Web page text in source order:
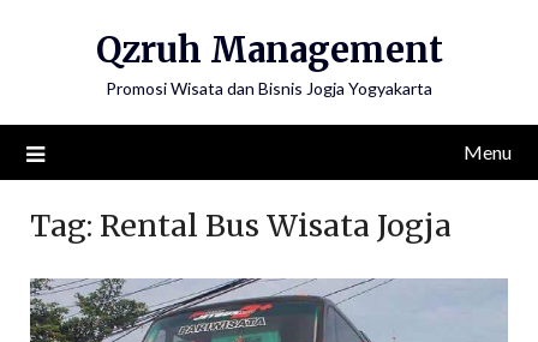
Qzruh Management
Promosi Wisata dan Bisnis Jogja Yogyakarta
Menu
Tag: Rental Bus Wisata Jogja